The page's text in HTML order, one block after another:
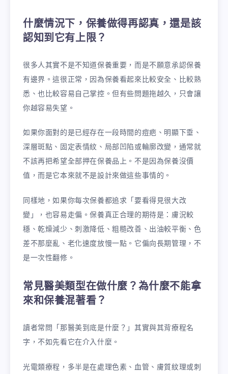
什麼情況下，保養做得再認真，還是該
認知到它有上限？
很多人其實不是不知道保養重要，而是不願意承認保養
有邊界。這很正常，因為保養看起來比較安全、比較熟
悉、也比較容易自己掌控。但有些問題拖越久，只會讓
你越容易失望。
如果你面對的是已經存在一段時間的痘疤、明顯下垂、
深層斑點、固定表情紋、局部凹陷或輪廓改變，通常就
不該再把希望全部押在保養品上。不是因為保養沒價
值，而是它本來就不是設計來做這些事情的。
同樣地，如果你每次保養都追求「要看得見很大改
變」，也容易走偏。保養真正合理的期待是：膚況較
穩、乾燥減少、刺激降低、粗糙改善、出油較平衡、色
差不那麼亂、老化速度放慢一點。它偏向長期管理，不
是一次性翻修。
常見醫美類型在做什麼？為什麼不能拿
來和保養混著看？
讀者常問「那醫美到底是什麼？」其實與其背療程名
字，不如先看它在介入什麼。
光電類療程，多半是在處理色素、血管、膚質紋理或刺